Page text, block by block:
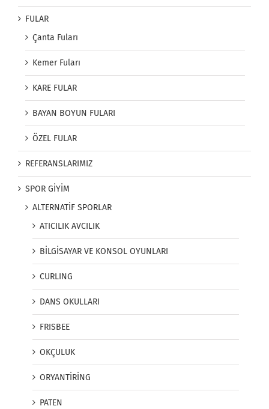
FULAR
Çanta Fuları
Kemer Fuları
KARE FULAR
BAYAN BOYUN FULARI
ÖZEL FULAR
REFERANSLARIMIZ
SPOR GİYİM
ALTERNATİF SPORLAR
ATICILIK AVCILIK
BİLGİSAYAR VE KONSOL OYUNLARI
CURLING
DANS OKULLARI
FRISBEE
OKÇULUK
ORYANTİRİNG
PATEN